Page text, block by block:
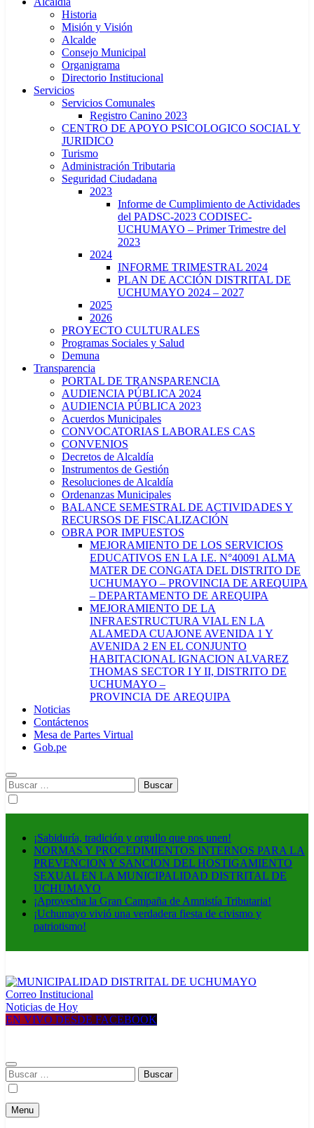
Historia
Misión y Visión
Alcalde
Consejo Municipal
Organigrama
Directorio Institucional
Servicios
Servicios Comunales
Registro Canino 2023
CENTRO DE APOYO PSICOLOGICO SOCIAL Y
JURIDICO
Turismo
Administración Tributaria
Seguridad Ciudadana
2023
Informe de Cumplimiento de Actividades
del PADSC-2023 CODISEC-
UCHUMAYO – Primer Trimestre del
2023
2024
INFORME TRIMESTRAL 2024
PLAN DE ACCIÓN DISTRITAL DE
UCHUMAYO 2024 – 2027
2025
2026
PROYECTO CULTURALES
Programas Sociales y Salud
Demuna
Transparencia
PORTAL DE TRANSPARENCIA
AUDIENCIA PÚBLICA 2024
AUDIENCIA PÚBLICA 2023
Acuerdos Municipales
CONVOCATORIAS LABORALES CAS
CONVENIOS
Decretos de Alcaldía
Instrumentos de Gestión
Resoluciones de Alcaldía
Ordenanzas Municipales
BALANCE SEMESTRAL DE ACTIVIDADES Y
RECURSOS DE FISCALIZACIÓN
OBRA POR IMPUESTOS
MEJORAMIENTO DE LOS SERVICIOS
EDUCATIVOS EN LA I.E. N°40091 ALMA
MATER DE CONGATA DEL DISTRITO DE
UCHUMAYO – PROVINCIA DE AREQUIPA
– DEPARTAMENTO DE AREQUIPA
MEJORAMIENTO DE LA
INFRAESTRUCTURA VIAL EN LA
ALAMEDA CUAJONE AVENIDA 1 Y
AVENIDA 2 EN EL CONJUNTO
HABITACIONAL IGNACION ALVAREZ
THOMAS SECTOR I Y II, DISTRITO DE
UCHUMAYO –
PROVINCIA DE AREQUIPA
Noticias
Contáctenos
Mesa de Partes Virtual
Gob.pe
Buscar:
¡Sabiduría, tradición y orgullo que nos unen!
NORMAS Y PROCEDIMIENTOS INTERNOS PARA LA
PREVENCION Y SANCION DEL HOSTIGAMIENTO
SEXUAL EN LA MUNICIPALIDAD DISTRITAL DE
UCHUMAYO
¡Aprovecha la Gran Campaña de Amnistía Tributaria!
¡Uchumayo vivió una verdadera fiesta de civismo y
patriotismo!
MUNICIPALIDAD DISTRITAL DE UCHUMAYO
Construyendo una nueva Historia
Correo Institucional
Noticias de Hoy
EN VIVO DESDE FACEBOOK
Buscar:
Menu